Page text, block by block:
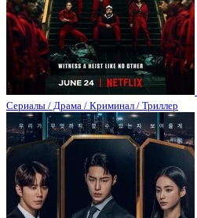
Сериалы / Драма / Криминал / Триллер